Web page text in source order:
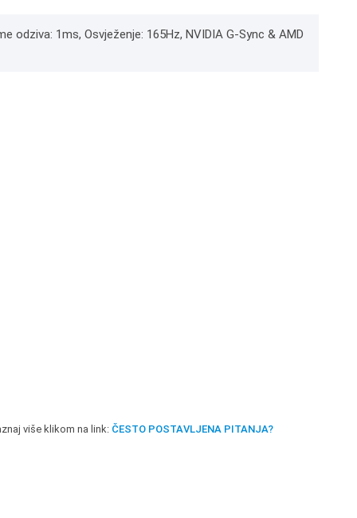
odziva: 1ms, Osvježenje: 165Hz, NVIDIA G-Sync & AMD
više klikom na link: ČESTO POSTAVLJENA PITANJA?